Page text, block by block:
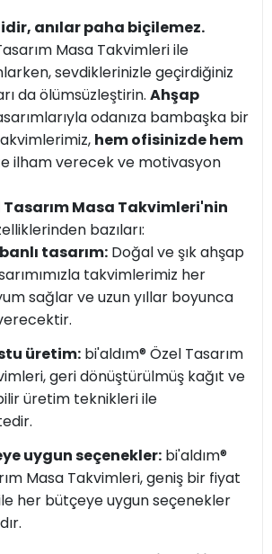
anılar paha biçilemez.
Masa Takvimleri ile
sevdiklerinizle geçirdiğiniz
da ölümsüzleştirin. Ahşap
odanıza bambaşka bir
hem ofisinizde hem
ilham verecek ve motivasyon
Tasarım Masa Takvimleri'nin
bazıları:
tasarım: Doğal ve şık ahşap
takvimlerimiz her
sağlar ve uzun yıllar boyunca
üretim: bi'aldım® Özel Tasarım
geri dönüştürülmüş kağıt ve
üretim teknikleri ile
uygun seçenekler: bi'aldım®
Masa Takvimleri, geniş bir fiyat
her bütçeye uygun seçenekler